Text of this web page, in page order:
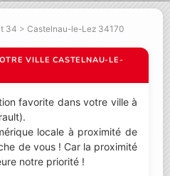
34 > Castelnau-le-Lez 34170
VILLE CASTELNAU-LE-
favorite dans votre ville à
locale à proximité de
de vous ! Car la proximité
notre priorité !